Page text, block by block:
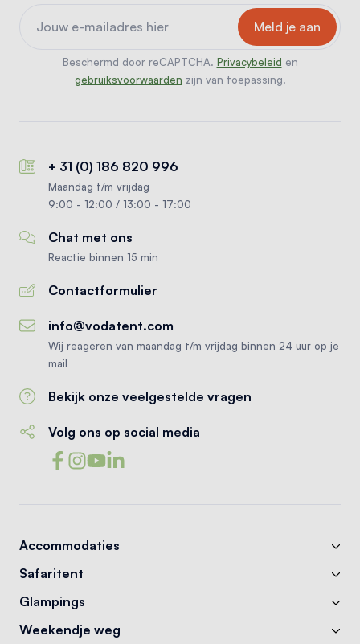
Beschermd door reCAPTCHA. Privacybeleid en
gebruiksvoorwaarden zijn van toepassing.
+ 31 (0) 186 820 996
Maandag t/m vrijdag
9:00 - 12:00 / 13:00 - 17:00
Chat met ons
Reactie binnen 15 min
Contactformulier
info@vodatent.com
Wij reageren van maandag t/m vrijdag binnen 24 uur op je
mail
Bekijk onze veelgestelde vragen
Volg ons op social media
Accommodaties
Safaritent
Glampings
Weekendje weg